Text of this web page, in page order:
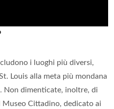
i luoghi più diversi,
Louis alla meta più mondana
Non dimenticate, inoltre, di
Cittadino, dedicato ai